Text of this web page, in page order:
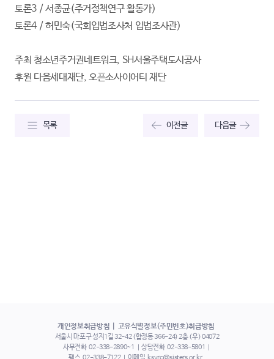
토론3 / 서종균(주거정책연구 활동가)
토론4 / 허민숙(국회입법조사처 입법조사관)
주최 청소년주거권네트워크, SH서울주택도시공사
후원 다음세대재단, 오픈소사이어티 재단
목록 이전글 다음글
개인정보취급방침 고유식별정보(주민번호)취급방침
서울시 마포구 성지1길 32-42 (합정동 366-24) 2층 (우) 04072
사무전화 02-338-2890~1 상담전화 02-338-5801